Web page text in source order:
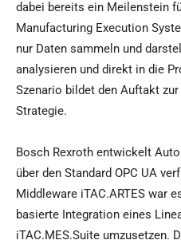
dabei bereits ein Meilenstein
Manufacturing Execution
nur Daten sammeln und
analysieren und direkt in die
Szenario bildet den Auftakt
Strategie.
Bosch Rexroth entwickelt
über den Standard OPC UA
Middleware iTAC.ARTES war
basierte Integration eines
iTAC.MES.Suite umzusetzen.